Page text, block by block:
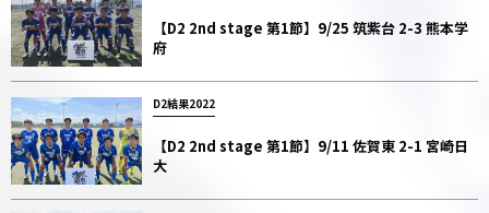
【D2 2nd stage 第1節】9/25 筑紫台 2-3 熊本学
府
D2結果2022
【D2 2nd stage 第1節】9/11 佐賀東 2-1 宮崎日
大